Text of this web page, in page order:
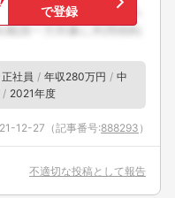
で登録
正社員 年収280万円
中
2021年度
12-27 （記事番号:888293 ）
不適切な投稿として報告